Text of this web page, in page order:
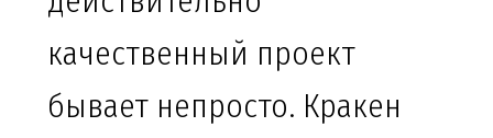
качественный проект
бывает непросто. Кракен